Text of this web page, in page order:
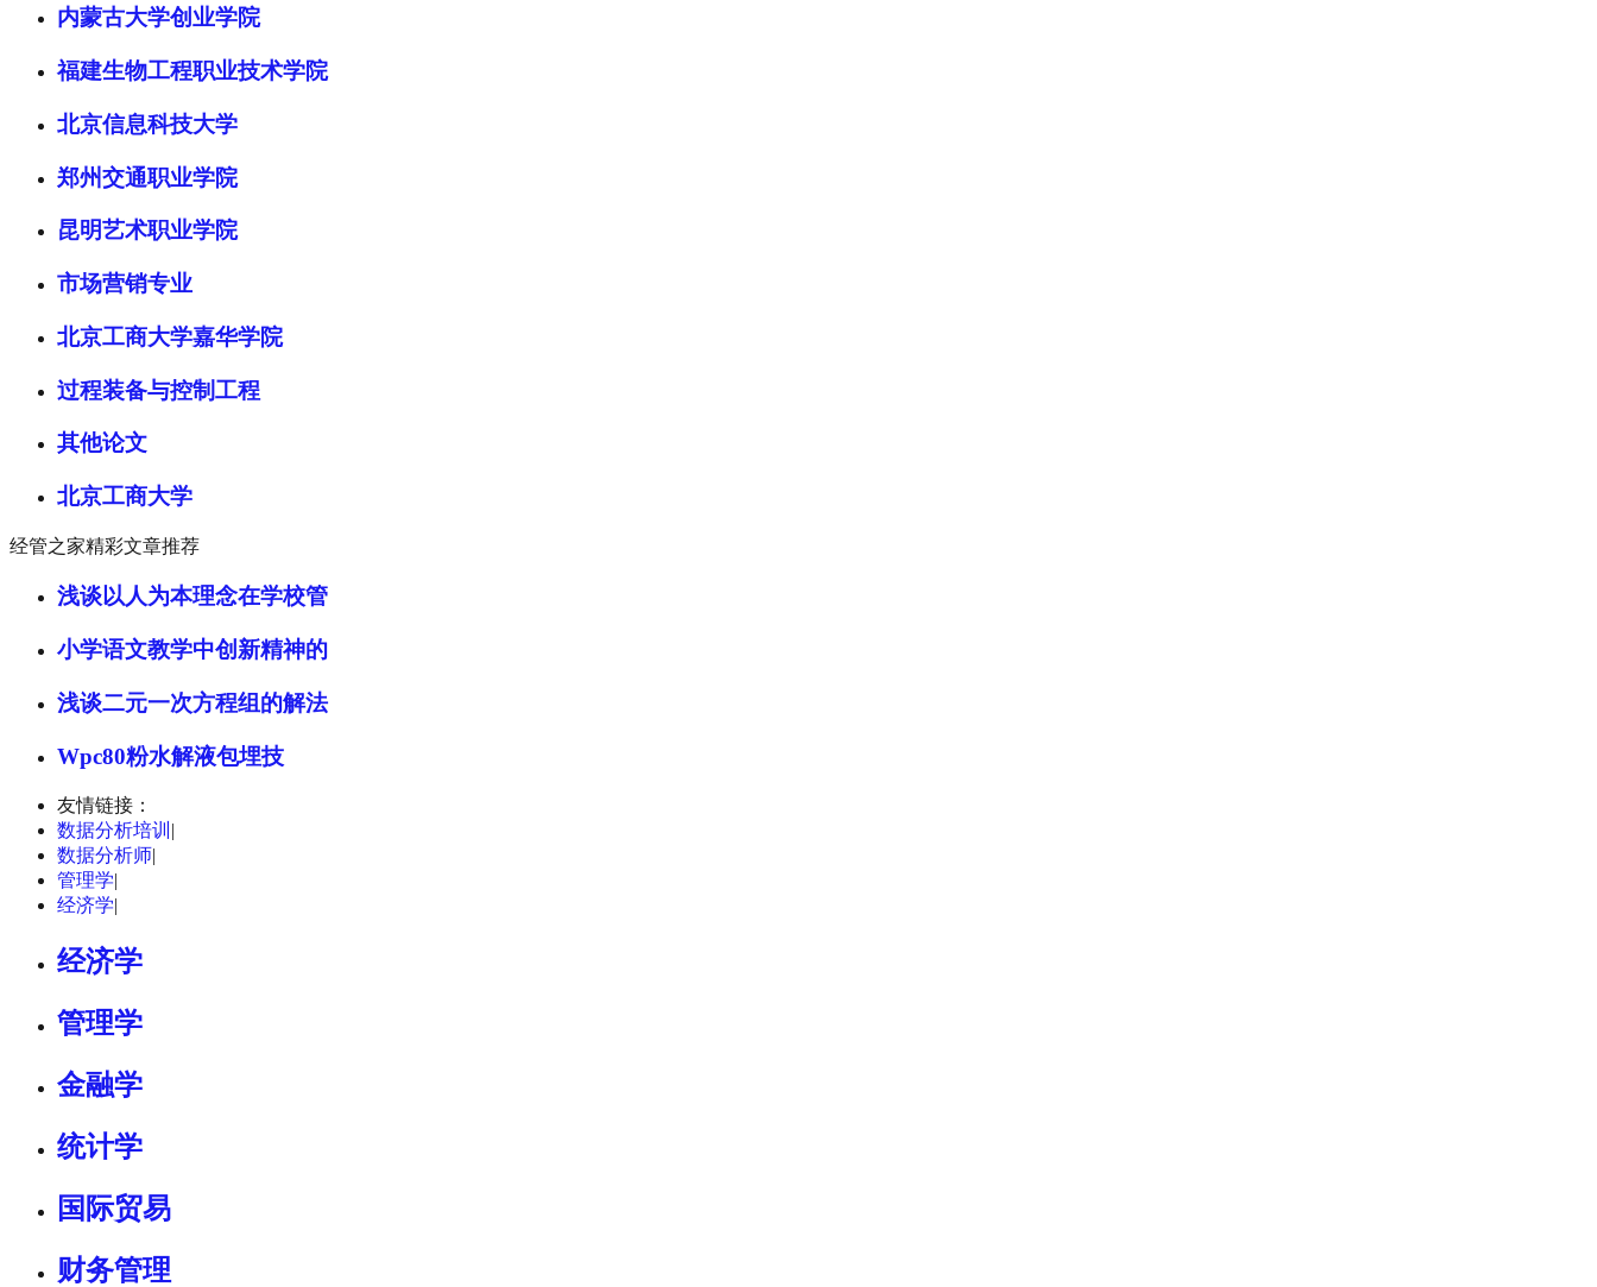
内蒙古大学创业学院
福建生物工程职业技术学院
北京信息科技大学
郑州交通职业学院
昆明艺术职业学院
市场营销专业
北京工商大学嘉华学院
过程装备与控制工程
其他论文
北京工商大学
经管之家精彩文章推荐
浅谈以人为本理念在学校管
小学语文教学中创新精神的
浅谈二元一次方程组的解法
Wpc80粉水解液包埋技
友情链接：
数据分析培训 |
数据分析师|
管理学|
经济学|
经济学
管理学
金融学
统计学
国际贸易
财务管理